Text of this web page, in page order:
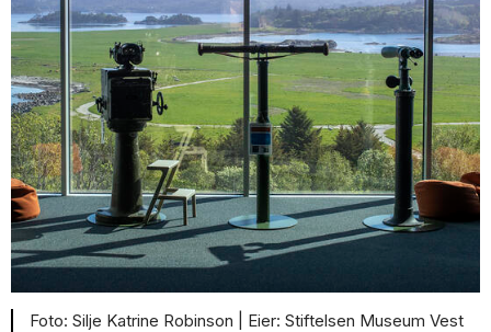
Silje Katrine Robinson | Stiftelsen Museum Vest